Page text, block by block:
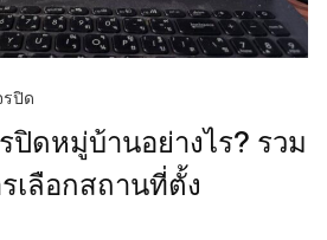
รปิด
ปิดหมู่บ้านอย่างไร? รวม
เลือกสถานที่ตั้ง